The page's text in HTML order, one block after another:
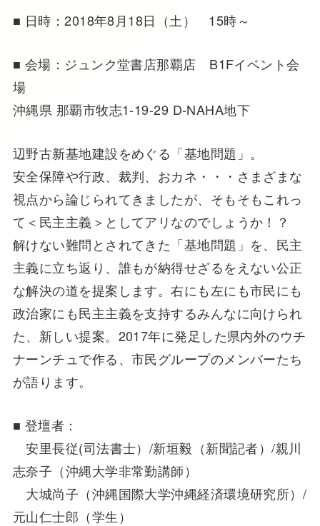
■ 日時：2018年8月18日（土） 15時～
■ 会場：ジュンク堂書店那覇店 B1Fイベント会
場
沖縄県 那覇市牧志1-19-29 D-NAHA地下
辺野古新基地建設をめぐる「基地問題」。
安全保障や行政、裁判、おカネ・・・さまざまな
視点から論じられてきましたが、そもそもこれっ
て＜民主主義＞としてアリなのでしょうか！？
解けない難問とされてきた「基地問題」を、民主
主義に立ち返り、誰もが納得せざるをえない公正
な解決の道を提案します。右にも左にも市民にも
政治家にも民主主義を支持するみんなに向けられ
た、新しい提案。2017年に発足した県内外のウチ
ナーンチュで作る、市民グループのメンバーたち
が語ります。
■ 登壇者：
安里長従(司法書士）/新垣毅（新聞記者）/親川
志奈子（沖縄大学非常勤講師）
大城尚子（沖縄国際大学沖縄経済環境研究所）/
元山仁士郎（学生）